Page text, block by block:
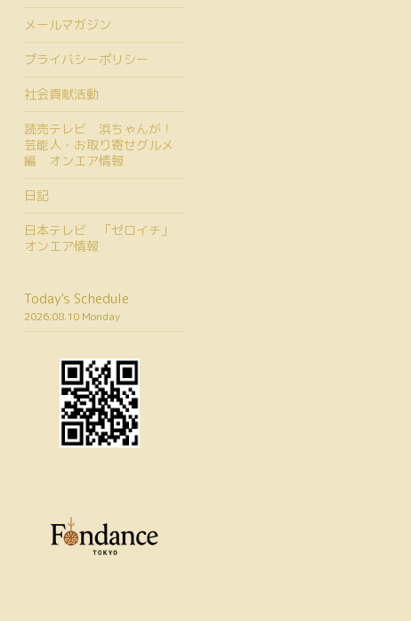
メールマガジン
プライバシーポリシー
社会貢献活動
読売テレビ 浜ちゃんが！
芸能人・お取り寄せグルメ
編 オンエア情報
日記
日本テレビ 「ゼロイチ」
オンエア情報
Today's Schedule
2026.08.10 Monday